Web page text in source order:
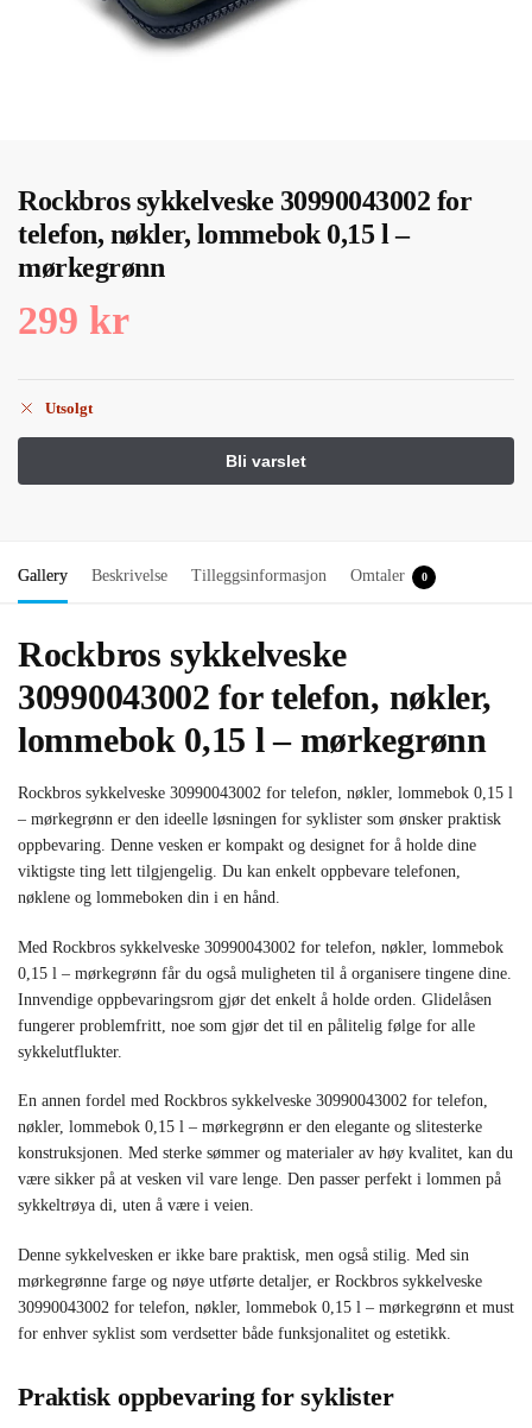
Rockbros sykkelveske 30990043002 for
telefon, nøkler, lommebok 0,15 l –
mørkegrønn
299 kr
Utsolgt
Gallery Beskrivelse Tilleggsinformasjon Omtaler 0
Rockbros sykkelveske
30990043002 for telefon, nøkler,
lommebok 0,15 l – mørkegrønn
Rockbros sykkelveske 30990043002 for telefon, nøkler, lommebok 0,15 l
– mørkegrønn er den ideelle løsningen for syklister som ønsker praktisk
oppbevaring. Denne vesken er kompakt og designet for å holde dine
viktigste ting lett tilgjengelig. Du kan enkelt oppbevare telefonen,
nøklene og lommeboken din i en hånd.
Med Rockbros sykkelveske 30990043002 for telefon, nøkler, lommebok
0,15 l – mørkegrønn får du også muligheten til å organisere tingene dine.
Innvendige oppbevaringsrom gjør det enkelt å holde orden. Glidelåsen
fungerer problemfritt, noe som gjør det til en pålitelig følge for alle
sykkelutflukter.
En annen fordel med Rockbros sykkelveske 30990043002 for telefon,
nøkler, lommebok 0,15 l – mørkegrønn er den elegante og slitesterke
konstruksjonen. Med sterke sømmer og materialer av høy kvalitet, kan du
være sikker på at vesken vil vare lenge. Den passer perfekt i lommen på
sykkeltrøya di, uten å være i veien.
Denne sykkelvesken er ikke bare praktisk, men også stilig. Med sin
mørkegrønne farge og nøye utførte detaljer, er Rockbros sykkelveske
30990043002 for telefon, nøkler, lommebok 0,15 l – mørkegrønn et must
for enhver syklist som verdsetter både funksjonalitet og estetikk.
Praktisk oppbevaring for syklister